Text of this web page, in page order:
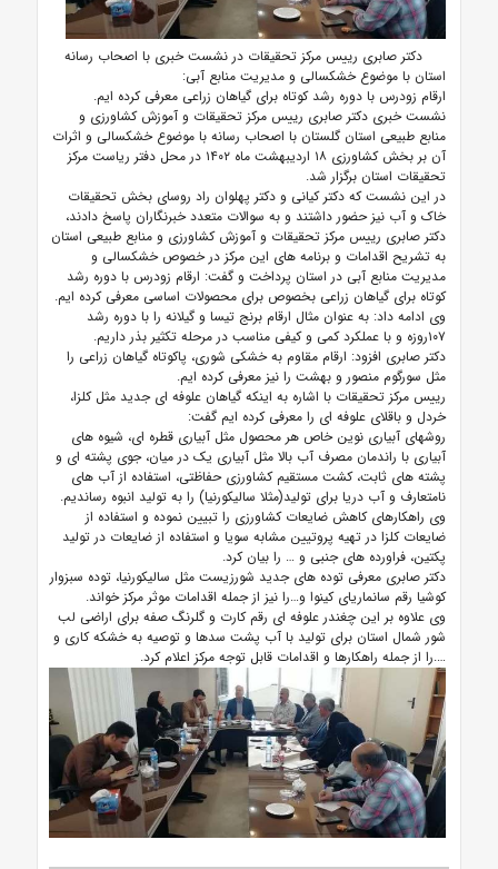
دکتر صابری رییس مرکز تحقیقات در نشست خبری با اصحاب رسانه
استان با موضوع خشکسالی و مدیریت منابع آبی:
ارقام زودرس با دوره رشد کوتاه برای گیاهان زراعی معرفی کرده ایم.
نشست خبری دکتر صابری رییس مرکز تحقیقات و آموزش کشاورزی و
منابع طبیعی استان گلستان با اصحاب رسانه با موضوع خشکسالی و اثرات
آن بر بخش کشاورزی ۱۸ اردیبهشت ماه ۱۴۰۲ در محل دفتر ریاست مرکز
تحقیقات استان برگزار شد.
در این نشست که دکتر کیانی و دکتر پهلوان راد روسای بخش تحقیقات
خاک و آب نیز حضور داشتند و به سوالات متعدد خبرنگاران پاسخ دادند،
دکتر صابری رییس مرکز تحقیقات و آموزش کشاورزی و منابع طبیعی استان
به تشریح اقدامات و برنامه های این مرکز در خصوص خشکسالی و
مدیریت منابع آبی در استان پرداخت و گفت: ارقام زودرس با دوره رشد
کوتاه برای گیاهان زراعی بخصوص برای محصولات اساسی معرفی کرده ایم.
وی ادامه داد: به عنوان مثال ارقام برنج تیسا و گیلانه را با دوره رشد
۱۰۷روزه و با عملکرد کمی و کیفی مناسب در مرحله تکثیر بذر داریم.
دکتر صابری افزود: ارقام مقاوم به خشکی شوری، پاکوتاه گیاهان زراعی را
مثل سورگوم منصور و بهشت را نیز معرفی کرده ایم.
رییس مرکز تحقیقات با اشاره به اینکه گیاهان علوفه ای جدید مثل کلزا،
خردل و باقلای علوفه ای را معرفی کرده ایم گفت:
روشهای آبیاری نوین خاص هر محصول مثل آبیاری قطره ای، شیوه های
آبیاری با راندمان مصرف آب بالا مثل آبیاری یک در میان، جوی پشته ای و
پشته های ثابت، کشت مستقیم کشاورزی حفاظتی، استفاده از آب های
نامتعارف و آب دریا برای تولید(مثلا سالیکورنیا) را به تولید انبوه رساندیم.
وی راهکارهای کاهش ضایعات کشاورزی را تبیین نموده و استفاده از
ضایعات کلزا در تهیه پروتیین مشابه سویا و استفاده از ضایعات در تولید
پکتین، فراورده های جنبی و … را بیان کرد.
دکتر صابری معرفی توده های جدید شورزیست مثل سالیکورنیا، توده سبزوار
کوشیا رقم سانماریای کینوا و…را نیز از جمله اقدامات موثر مرکز خواند.
وی علاوه بر این چغندر علوفه ای رقم کارت و گلرنگ صفه برای اراضی لب
شور شمال استان برای تولید با آب پشت سدها و توصیه به خشکه کاری و
….را از جمله راهکارها و اقدامات قابل توجه مرکز اعلام کرد.